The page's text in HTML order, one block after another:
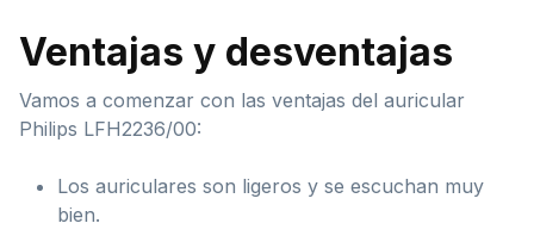
Ventajas y desventajas
Vamos a comenzar con las ventajas del auricular
Philips LFH2236/00:
Los auriculares son ligeros y se escuchan muy
bien.